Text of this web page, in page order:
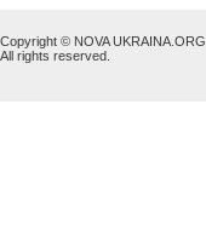
Copyright © NOVA UKRAINA.ORG
All rights reserved.